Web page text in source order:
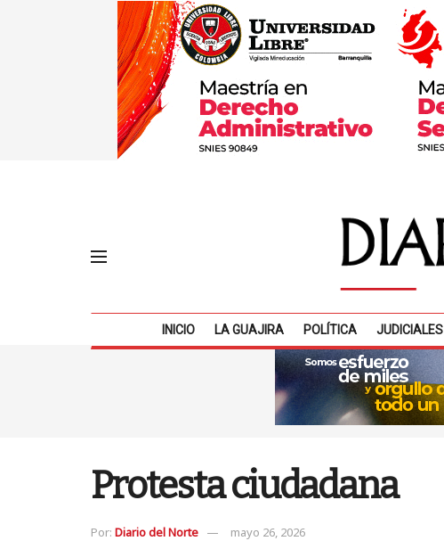
INICIO LA GUAJIRA POLÍTICA JUDICIALES
Protesta ciudadana
Por: Diario del Norte mayo 26, 2026